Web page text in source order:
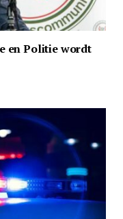
en Politie wordt